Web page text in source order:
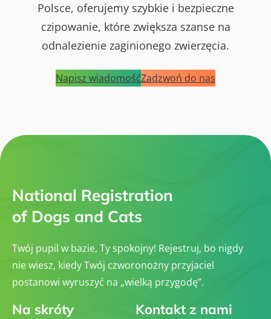
Polsce, oferujemy szybkie i bezpieczne
czipowanie, które zwiększa szanse na
odnalezienie zaginionego zwierzęcia.
Napisz wiadomośćZadzwoń do nas
National Registration
of Dogs and Cats
Twój pupil w bazie, Ty spokojny! Rejestruj, bo nigdy
nie wiesz, kiedy Twój czworonożny przyjaciel
postanowi wyruszyć na „wielką przygodę”.
Na skróty Kontakt z nami